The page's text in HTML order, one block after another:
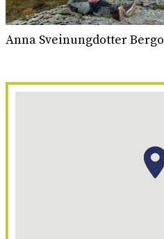
Anna Sveinungdotter Bergo